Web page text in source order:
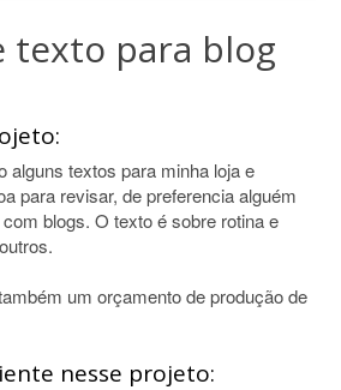
texto para blog
alguns textos para minha loja e
para revisar, de preferencia alguém
blogs. O texto é sobre rotina e
um orçamento de produção de
nesse projeto: